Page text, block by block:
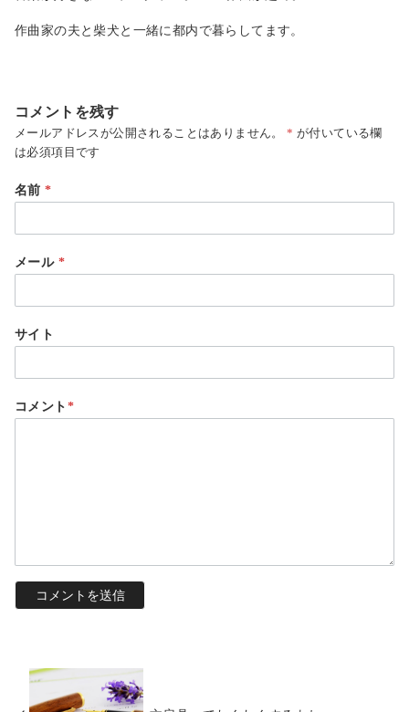
作曲家の夫と柴犬と一緒に都内で暮らしてます。
コメントを残す
メールアドレスが公開されることはありません。 * が付いている欄
は必須項目です
名前*
メール *
サイト
コメント*